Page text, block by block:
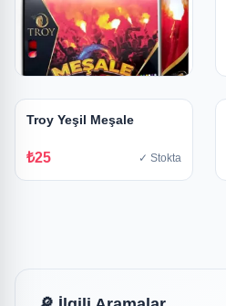
Troy Yeşil Meşale
₺25 ✓ Stokta